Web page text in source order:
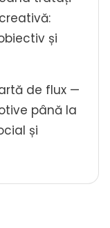
și
de flux —
până la
și